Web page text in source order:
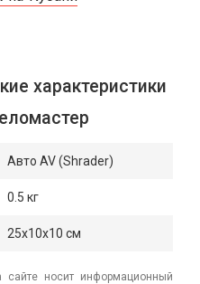
характеристики
Авто AV (Shrader)
0.5 кг
25x10x10 см
носит информационный